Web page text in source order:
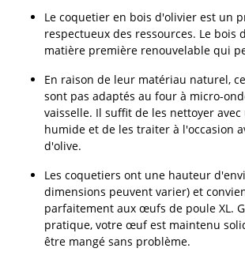
Le coquetier en bois d'olivier est un
respectueux des ressources. Le bois
matière première renouvelable qui
En raison de leur matériau naturel,
sont pas adaptés au four à micro-
vaisselle. Il suffit de les nettoyer
humide et de les traiter à l'occasion
d'olive.
Les coquetiers ont une hauteur
dimensions peuvent varier) et
parfaitement aux œufs de poule XL.
pratique, votre œuf est maintenu
être mangé sans problème.